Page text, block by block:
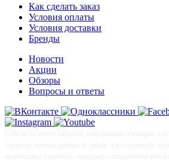
Как сделать заказ
Условия оплаты
Условия доставки
Бренды
Новости
Акции
Обзоры
Вопросы и ответы